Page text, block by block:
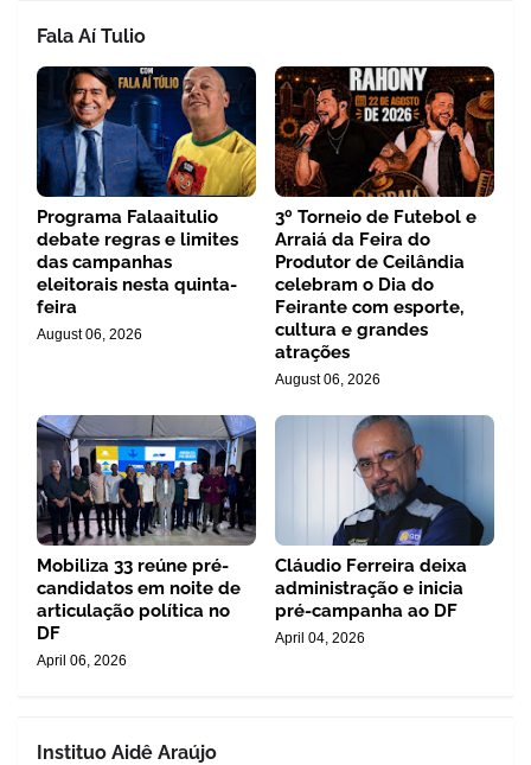
Fala Aí Tulio
Programa Falaaitulio
debate regras e limites
das campanhas
eleitorais nesta quinta-
feira
August 06, 2026
3º Torneio de Futebol e
Arraiá da Feira do
Produtor de Ceilândia
celebram o Dia do
Feirante com esporte,
cultura e grandes
atrações
August 06, 2026
Mobiliza 33 reúne pré-
candidatos em noite de
articulação política no
DF
April 06, 2026
Cláudio Ferreira deixa
administração e inicia
pré-campanha ao DF
April 04, 2026
Instituo Aidê Araújo